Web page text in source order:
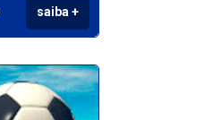
saiba +